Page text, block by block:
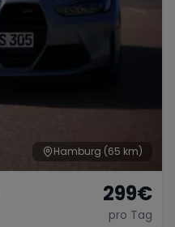
Hamburg (65 km)
299€
pro Tag